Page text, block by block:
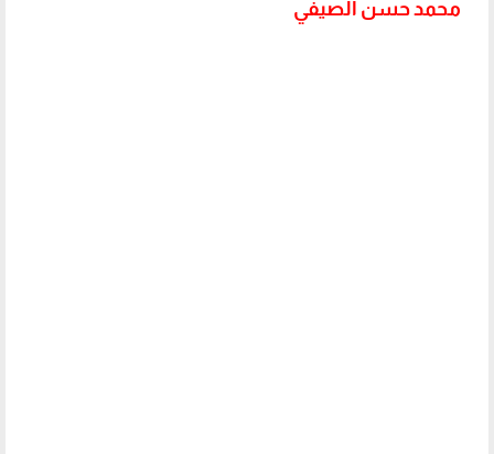
محمد حسن الصيفي